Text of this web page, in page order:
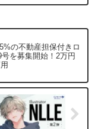
の不動産担保付きロ
を募集開始！2万円